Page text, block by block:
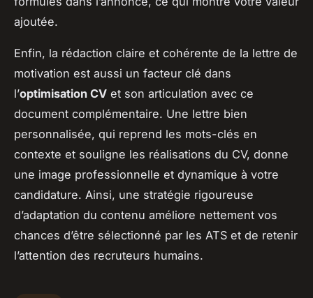
ajoutée.
Enfin, la rédaction claire et cohérente de la lettre de
motivation est aussi un facteur clé dans
l’optimisation CV et son articulation avec ce
document complémentaire. Une lettre bien
personnalisée, qui reprend les mots-clés en
contexte et souligne les réalisations du CV, donne
une image professionnelle et dynamique à votre
candidature. Ainsi, une stratégie rigoureuse
d’adaptation du contenu améliore nettement vos
chances d’être sélectionné par les ATS et de retenir
l’attention des recruteurs humains.